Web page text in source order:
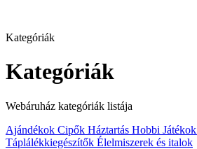
Kategóriák
Kategóriák
Webáruház kategóriák listája
Ajándékok Cipők Háztartás Hobbi Játékok
Táplálékkiegészítők Élelmiszerek és italok